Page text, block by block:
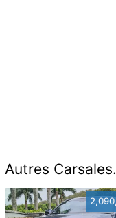
Autres